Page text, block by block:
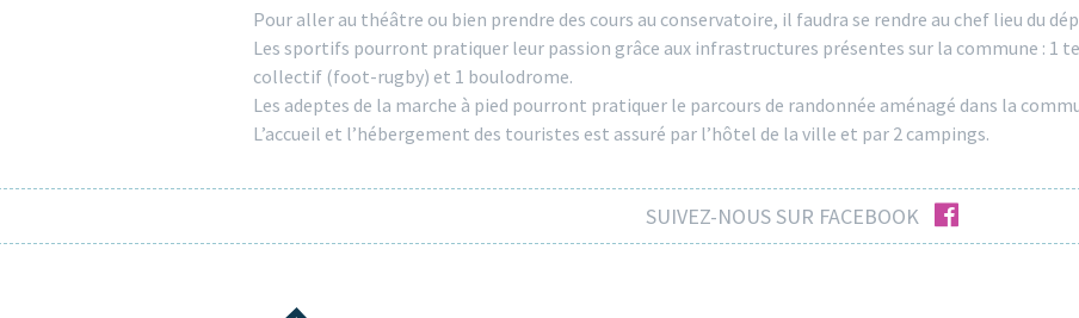
Pour aller au théâtre ou bien prendre des cours au conservatoire, il faudra se rendre au chef lieu du
Les sportifs pourront pratiquer leur passion grâce aux infrastructures présentes sur la commune : 1
collectif (foot-rugby) et 1 boulodrome.
Les adeptes de la marche à pied pourront pratiquer le parcours de randonnée aménagé dans la
L’accueil et l’hébergement des touristes est assuré par l’hôtel de la ville et par 2 campings.
SUIVEZ-NOUS SUR FACEBOOK facebook